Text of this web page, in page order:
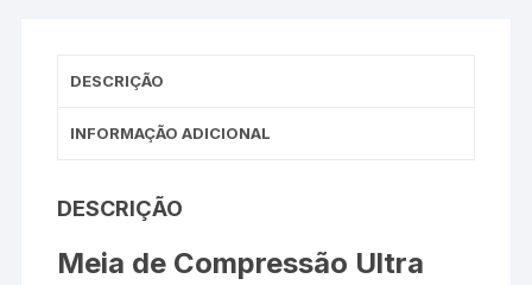
DESCRIÇÃO
INFORMAÇÃO ADICIONAL
DESCRIÇÃO
Meia de Compressão Ultra